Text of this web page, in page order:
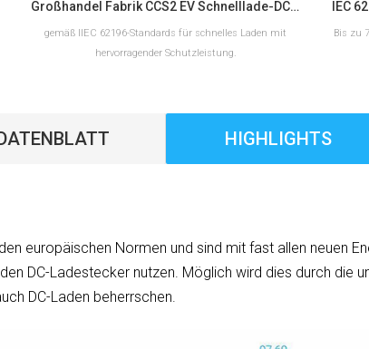
Großhandel Fabrik CCS2 EV Schnelllade-DC-Ladeanschluss
gemäß IIEC 62196-Standards für schnelles Laden mit
hervorragender Schutzleistung.
Bis zu
HIGHLIGHTS
europäischen Normen und sind mit fast allen neuen
DC-Ladestecker nutzen. Möglich wird dies durch die
DC-Laden beherrschen.